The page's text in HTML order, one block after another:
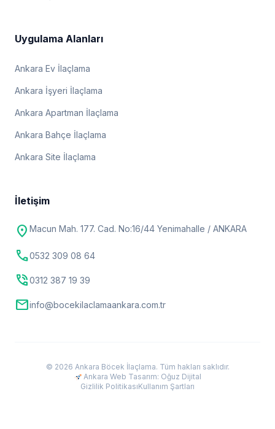
Uygulama Alanları
Ankara Ev İlaçlama
Ankara İşyeri İlaçlama
Ankara Apartman İlaçlama
Ankara Bahçe İlaçlama
Ankara Site İlaçlama
İletişim
location_on Macun Mah. 177. Cad. No:16/44 Yenimahalle / ANKARA
call0532 309 08 64
phone_in_talk0312 387 19 39
mailinfo@bocekilaclamaankara.com.tr
© 2026 Ankara Böcek İlaçlama. Tüm hakları saklıdır.
Ankara Web Tasarım: Oğuz Dijital
Gizlilik PolitikasıKullanım Şartları